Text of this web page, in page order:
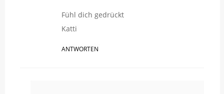
Fühl dich gedrückt
Katti
ANTWORTEN